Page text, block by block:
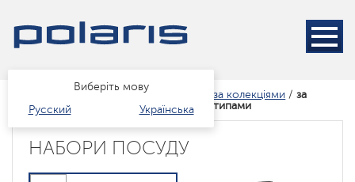
Виберіть мову
Русский
Українська
Каталог Посуд за типамиза колекціями / за
типами
НАБОРИ ПОСУДУ